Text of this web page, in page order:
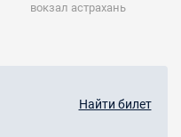
вокзал астрахань
Найти билет